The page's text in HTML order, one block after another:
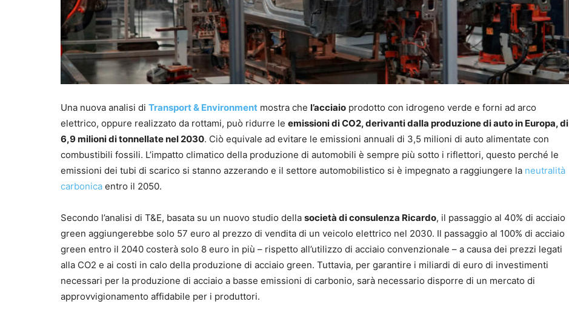
Una nuova analisi di Transport & Environment mostra che l’acciaio prodotto con idrogeno verde e forni ad arco
elettrico, oppure realizzato da rottami, può ridurre le emissioni di CO2, derivanti dalla produzione di auto in Europa, di
6,9 milioni di tonnellate nel 2030. Ciò equivale ad evitare le emissioni annuali di 3,5 milioni di auto alimentate con
combustibili fossili. L’impatto climatico della produzione di automobili è sempre più sotto i riflettori, questo perché le
emissioni dei tubi di scarico si stanno azzerando e il settore automobilistico si è impegnato a raggiungere la neutralità
carbonica entro il 2050.
Secondo l’analisi di T&E, basata su un nuovo studio della società di consulenza Ricardo, il passaggio al 40% di acciaio
green aggiungerebbe solo 57 euro al prezzo di vendita di un veicolo elettrico nel 2030. Il passaggio al 100% di acciaio
green entro il 2040 costerà solo 8 euro in più – rispetto all’utilizzo di acciaio convenzionale – a causa dei prezzi legati
alla CO2 e ai costi in calo della produzione di acciaio green. Tuttavia, per garantire i miliardi di euro di investimenti
necessari per la produzione di acciaio a basse emissioni di carbonio, sarà necessario disporre di un mercato di
approvvigionamento affidabile per i produttori.